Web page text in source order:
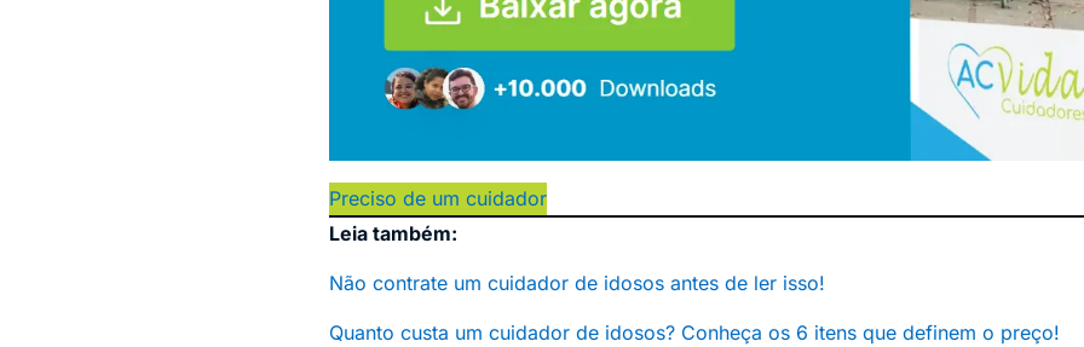
Preciso de um cuidador
Leia também:
Não contrate um cuidador de idosos antes de ler isso!
Quanto custa um cuidador de idosos? Conheça os 6 itens que definem o preço!